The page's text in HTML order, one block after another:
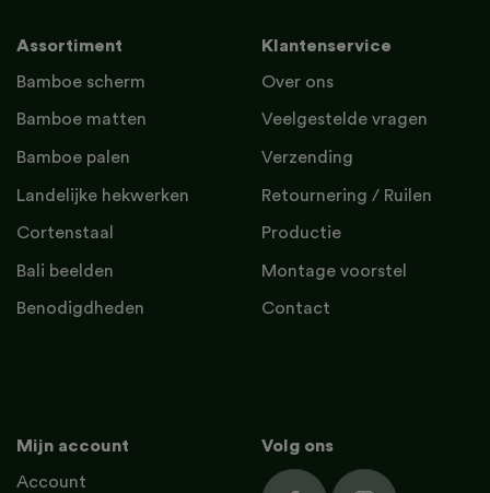
Assortiment
Bamboe scherm
Bamboe matten
Bamboe palen
Landelijke hekwerken
Cortenstaal
Bali beelden
Benodigdheden
Klantenservice
Over ons
Veelgestelde vragen
Verzending
Retournering / Ruilen
Productie
Montage voorstel
Contact
Mijn account
Account
Volg ons